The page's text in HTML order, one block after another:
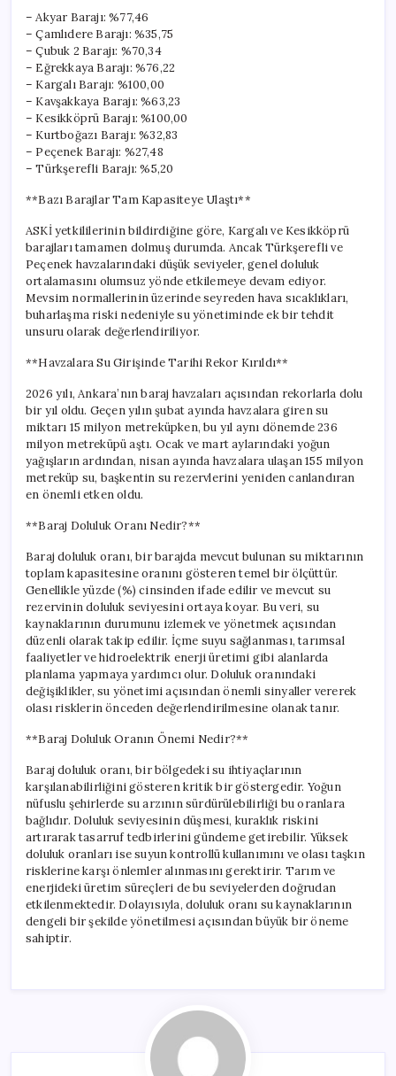
– Akyar Barajı: %77,46
– Çamlıdere Barajı: %35,75
– Çubuk 2 Barajı: %70,34
– Eğrekkaya Barajı: %76,22
– Kargalı Barajı: %100,00
– Kavşakkaya Barajı: %63,23
– Kesikköprü Barajı: %100,00
– Kurtboğazı Barajı: %32,83
– Peçenek Barajı: %27,48
– Türkşerefli Barajı: %5,20
**Bazı Barajlar Tam Kapasiteye Ulaştı**
ASKİ yetkililerinin bildirdiğine göre, Kargalı ve Kesikköprü
barajları tamamen dolmuş durumda. Ancak Türkşerefli ve
Peçenek havzalarındaki düşük seviyeler, genel doluluk
ortalamasını olumsuz yönde etkilemeye devam ediyor.
Mevsim normallerinin üzerinde seyreden hava sıcaklıkları,
buharlaşma riski nedeniyle su yönetiminde ek bir tehdit
unsuru olarak değerlendiriliyor.
**Havzalara Su Girişinde Tarihi Rekor Kırıldı**
2026 yılı, Ankara’nın baraj havzaları açısından rekorlarla dolu
bir yıl oldu. Geçen yılın şubat ayında havzalara giren su
miktarı 15 milyon metreküpken, bu yıl aynı dönemde 236
milyon metreküpü aştı. Ocak ve mart aylarındaki yoğun
yağışların ardından, nisan ayında havzalara ulaşan 155 milyon
metreküp su, başkentin su rezervlerini yeniden canlandıran
en önemli etken oldu.
**Baraj Doluluk Oranı Nedir?**
Baraj doluluk oranı, bir barajda mevcut bulunan su miktarının
toplam kapasitesine oranını gösteren temel bir ölçüttür.
Genellikle yüzde (%) cinsinden ifade edilir ve mevcut su
rezervinin doluluk seviyesini ortaya koyar. Bu veri, su
kaynaklarının durumunu izlemek ve yönetmek açısından
düzenli olarak takip edilir. İçme suyu sağlanması, tarımsal
faaliyetler ve hidroelektrik enerji üretimi gibi alanlarda
planlama yapmaya yardımcı olur. Doluluk oranındaki
değişiklikler, su yönetimi açısından önemli sinyaller vererek
olası risklerin önceden değerlendirilmesine olanak tanır.
**Baraj Doluluk Oranın Önemi Nedir?**
Baraj doluluk oranı, bir bölgedeki su ihtiyaçlarının
karşılanabilirliğini gösteren kritik bir göstergedir. Yoğun
nüfuslu şehirlerde su arzının sürdürülebilirliği bu oranlara
bağlıdır. Doluluk seviyesinin düşmesi, kuraklık riskini
artırarak tasarruf tedbirlerini gündeme getirebilir. Yüksek
doluluk oranları ise suyun kontrollü kullanımını ve olası taşkın
risklerine karşı önlemler alınmasını gerektirir. Tarım ve
enerjideki üretim süreçleri de bu seviyelerden doğrudan
etkilenmektedir. Dolayısıyla, doluluk oranı su kaynaklarının
dengeli bir şekilde yönetilmesi açısından büyük bir öneme
sahiptir.